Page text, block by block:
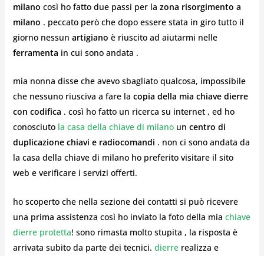
milano così ho fatto due passi per la zona risorgimento a
milano . peccato però che dopo essere stata in giro tutto il
giorno nessun artigiano è riuscito ad aiutarmi nelle
ferramenta in cui sono andata .
mia nonna disse che avevo sbagliato qualcosa, impossibile
che nessuno riusciva a fare la copia della mia chiave dierre
con codifica . così ho fatto un ricerca su internet , ed ho
conosciuto la casa della chiave di milanoun centro di
duplicazione chiavi e radiocomandi . non ci sono andata da
la casa della chiave di milano ho preferito visitare il sito
web e verificare i servizi offerti.
ho scoperto che nella sezione dei contatti si può ricevere
una prima assistenza così ho inviato la foto della mia chiave
dierre protetta! sono rimasta molto stupita , la risposta è
arrivata subito da parte dei tecnici. dierre realizza e